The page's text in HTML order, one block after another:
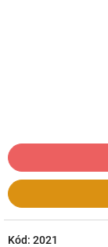
Kód: 2021